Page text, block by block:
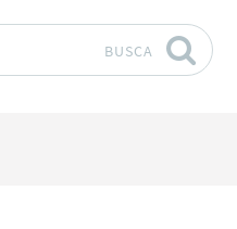
BUSCA